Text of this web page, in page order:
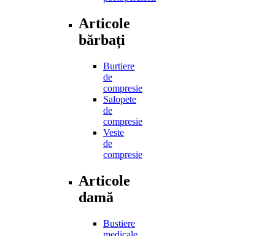
Articole
bărbați
Burtiere
de
compresie
Salopete
de
compresie
Veste
de
compresie
Articole
damă
Bustiere